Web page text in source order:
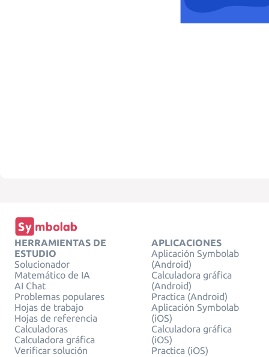
HERRAMIENTAS DE
ESTUDIO
Solucionador
Matemático de IA
AI Chat
Problemas populares
Hojas de trabajo
Hojas de referencia
Calculadoras
Calculadora gráfica
Verificar solución
APLICACIONES
Aplicación Symbolab
(Android)
Calculadora gráfica
(Android)
Practica (Android)
Aplicación Symbolab
(iOS)
Calculadora gráfica
(iOS)
Practica (iOS)